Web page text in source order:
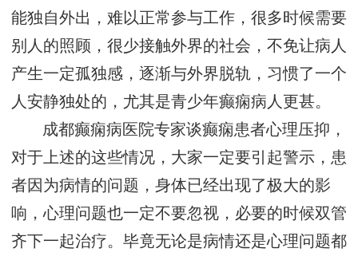
能独自外出，难以正常参与工作，很多时候需要
别人的照顾，很少接触外界的社会，不免让病人
产生一定孤独感，逐渐与外界脱轨，习惯了一个
人安静独处的，尤其是青少年癫痫病人更甚。
成都癫痫病医院专家谈癫痫患者心理压抑，
对于上述的这些情况，大家一定要引起警示，患
者因为病情的问题，身体已经出现了极大的影
响，心理问题也一定不要忽视，必要的时候双管
齐下一起治疗。毕竟无论是病情还是心理问题都